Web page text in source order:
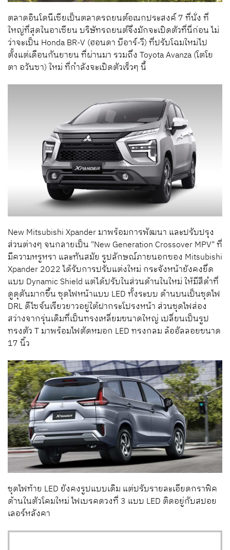
ตลาดอินโดนีเซียเป็นตลาดรถยนต์อเนกประสงค์ 7 ที่นั่ง ที่
ใหญ่ที่สุดในอาเซียน บริษัทรถยนต์จึงมักจะเปิดตัวที่นี่ก่อน ไม่
ว่าจะเป็น Honda BR-V (ฮอนดา บีอาร์-วี) ที่ปรับโฉมใหม่ไป
ตั้งแต่เดือนกันยายน ที่ผ่านมา รวมถึง Toyota Avanza (โตโย
ตา อวันซา) ใหม่ ที่กำลังจะเปิดตัวเร็วๆ นี้
New Mitsubishi Xpander มาพร้อมการพัฒนา และปรับปรุง
ส่วนต่างๆ จนกลายเป็น "New Generation Crossover MPV" ที่
มีความหรูหรา และทันสมัย รูปลักษณ์ภายนอกของ Mitsubishi
Xpander 2022 ได้รับการปรับแต่งใหม่ กระจังหน้ายังคงยึด
แบบ Dynamic Shield แต่ได้ปรับในส่วนด้านในใหม่ ให้มีสีดำที่
ดูดุดันมากขึ้น ชุดไฟหน้าแบบ LED ทั้งระบบ ด้านบนเป็นชุดไฟ
DRL ดีไซจ์นเรียวยาวอยู่ใต้ฝากระโปรงหน้า ส่วนชุดไฟส่อง
สว่างจากรุ่นเดิมที่เป็นทรงเหลี่ยมขนาดใหญ่ เปลี่ยนเป็นรูป
ทรงตัว T มาพร้อมไฟตัดหมอก LED ทรงกลม ล้ออัลลอยขนาด
17 นิ้ว
ชุดไฟท้าย LED ยังคงรูปแบบเดิม แต่ปรับรายละเอียดกราฟิค
ด้านในตัวโคมใหม่ ไฟเบรคดวงที่ 3 แบบ LED ติดอยู่กับสปอย
เลอร์หลังคา